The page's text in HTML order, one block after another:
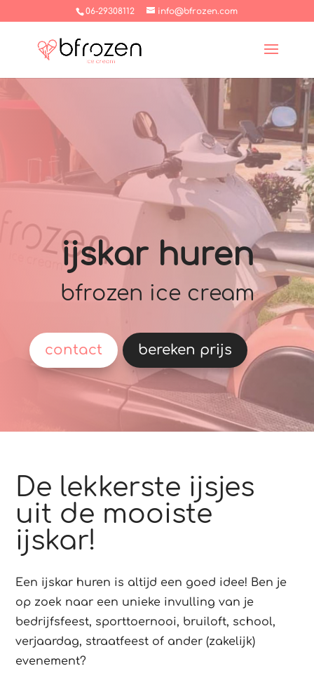
06-29308112 info@bfrozen.com
ijskar huren
bfrozen ice cream
contact bereken prijs
De lekkerste ijsjes
uit de mooiste
ijskar!
Een ijskar huren is altijd een goed idee! Ben je
op zoek naar een unieke invulling van je
bedrijfsfeest, sporttoernooi, bruiloft, school,
verjaardag, straatfeest of ander (zakelijk)
evenement?